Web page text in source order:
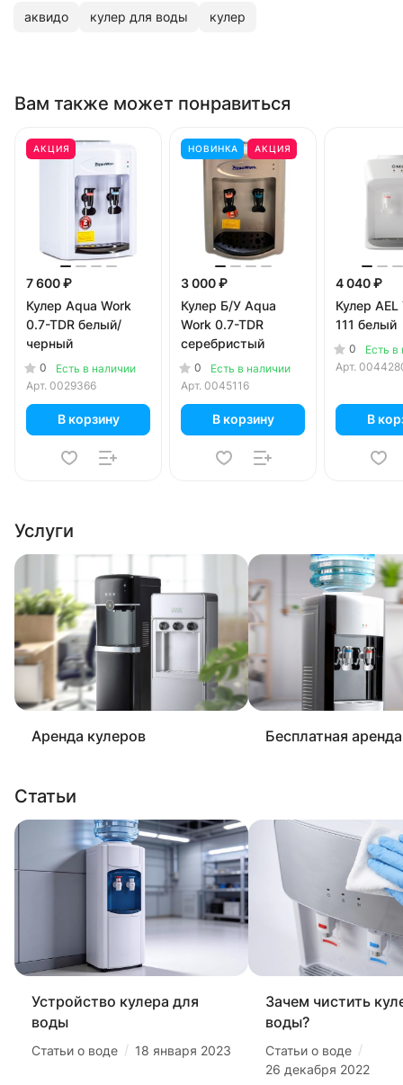
аквидо кулер для воды кулер
Вам также может понравиться
АКЦИЯ
7 600 ₽
Кулер Aqua Work
0.7-TDR белый/
черный
0
Есть в наличии
Арт. 0029366
В корзину
НОВИНКА АКЦИЯ
3 000 ₽
Кулер Б/У Aqua
Work 0.7-TDR
серебристый
0
Есть в наличии
Арт. 0045116
В корзину
4 040 ₽
Кулер AEL
111 белый
0
Есть в
Арт.
В
Услуги
Аренда кулеров Бесплатная
Статьи
Устройство кулера для
воды
Статьи о воде / 18 января 2023
Зачем чистить
воды?
Статьи о воде /
26 декабря 2022